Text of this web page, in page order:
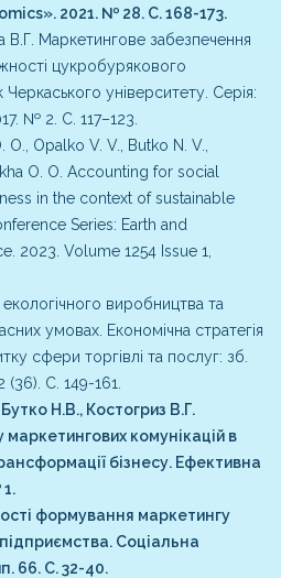
2021. № 28. С. 168-173.
В.Г. Маркетингове забезпечення
цукробурякового
університету. Серія:
№ 2. С. 117–123.
O., Opalko V. V., Butko N. V.,
O. O. Accounting for social
in the context of sustainable
Series: Earth and
2023. Volume 1254 Issue 1,
виробництва та
умовах. Економічна стратегія
сфери торгівлі та послуг: зб.
С. 149-161.
Н.В., Костогриз В.Г.
маркетингових комунікацій в
бізнесу. Ефективна
формування маркетингу
Соціальна
66. С. 32-40.